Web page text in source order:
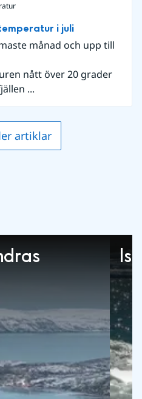
i juli
månad och upp till
nått över 20 grader
...
artiklar
Is